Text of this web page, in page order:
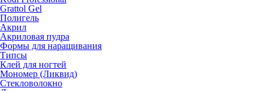
Grattol Gel
Полигель
Акрил
Акриловая пудра
Формы для наращивания
Типсы
Клей для ногтей
Мономер (Ликвид)
Стекловолокно